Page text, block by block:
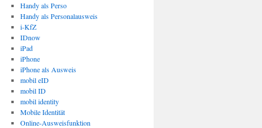
Handy als Perso
Handy als Personalausweis
i-KfZ
IDnow
iPad
iPhone
iPhone als Ausweis
mobil eID
mobil ID
mobil identity
Mobile Identität
Online-Ausweisfunktion